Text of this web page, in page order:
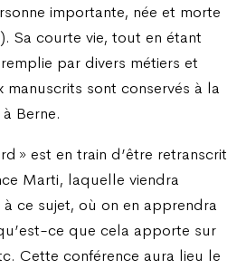
importante, née et morte
Sa courte vie, tout en étant
par divers métiers et
manuscrits sont conservés à la
Berne.
» est en train d’être retranscrit
Marti, laquelle viendra
ce sujet, où on en apprendra
ce que cela apporte sur
Cette conférence aura lieu le